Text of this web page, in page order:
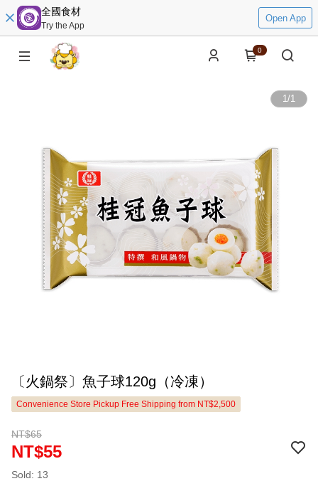
全國食材
Try the App
Open App
0
1/1
〔火鍋祭〕魚子球120g（冷凍）
Convenience Store Pickup Free Shipping from NT$2,500
NT$65
NT$55
Sold: 13